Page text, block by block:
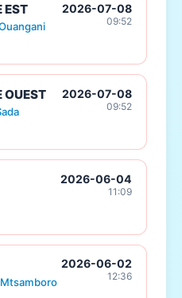
EST 2026-07-08
09:52
OUEST 2026-07-08
09:52
2026-06-04
11:09
Mtsamboro
2026-06-02
12:36